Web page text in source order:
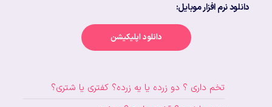
دانلود نرم افزار موبایل:
دانلود اپلیکیشن
تخم داری ؟ دو زرده یا یه زرده؟ کفتری یا شتری؟